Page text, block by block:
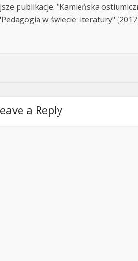
publikacje: "Kamieńska
w świecie literatury"
a Reply